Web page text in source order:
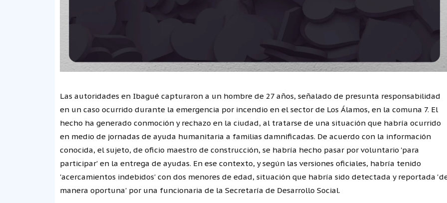
Las autoridades en Ibagué capturaron a un hombre de 27 años, señalado de presunta responsabilidad
en un caso ocurrido durante la emergencia por incendio en el sector de Los Álamos, en la comuna 7. El
hecho ha generado conmoción y rechazo en la ciudad, al tratarse de una situación que habría ocurrido
en medio de jornadas de ayuda humanitaria a familias damnificadas. De acuerdo con la información
conocida, el sujeto, de oficio maestro de construcción, se habría hecho pasar por voluntario 'para
participar' en la entrega de ayudas. En ese contexto, y según las versiones oficiales, habría tenido
'acercamientos indebidos' con dos menores de edad, situación que habría sido detectada y reportada
manera oportuna' por una funcionaria de la Secretaría de Desarrollo Social.